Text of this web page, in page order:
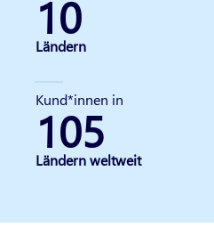
10
Ländern
Kund*innen in
105
Ländern weltweit